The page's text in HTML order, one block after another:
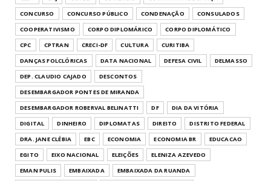
CONCURSO
CONCURSO PÚBLICO CONDENAÇÃO
CONSULADOS
COOPERATIVISMO
CORPO DIPLOMÁRICO
CORPO DIPLOMÁTICO
CPC
CPTRAN CRECI-DF CULTURA
CURITIBA
DANÇAS FOLCLÓRICAS
DATA NACIONAL DEFESA CIVIL
DELMASSO
DEP. CLAUDIO CAJADO
DESCONTOS
DESEMBARGADOR PONTES DE MIRANDA
DESEMBARGADOR ROBERVAL BELINATTI
DF
DIA DA VITÓRIA
DIGITAL
DINHEIRO DIPLOMATAS DIREITO
DISTRITO FEDERAL
DRA. JANE CLÉBIA
EBC ECONOMIA ECONOMIA BR
EDUCACAO
EGITO
EIXO NACIONAL ELEIÇÕES
ELENIZA AZEVEDO
EMAN PULIS
EMBAIXADA
EMBAIXADA DA RUANDA